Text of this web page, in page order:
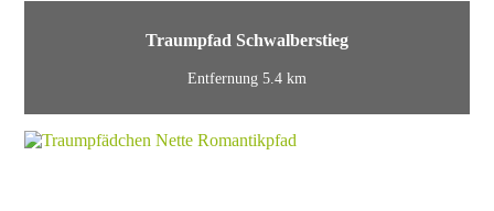
Traumpfad Schwalberstieg
Entfernung 5.4 km